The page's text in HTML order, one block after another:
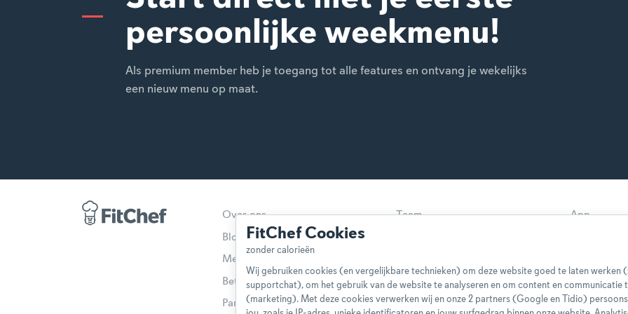
persoonlijke weekmenu!
Als premium member heb je toegang tot alle features en ontvang je wekelijks
een nieuw menu op maat.
Over ons Team
App
Blog
Methodologie
Betaalmethoden
Klachtenprocedure
Bestelling
Partnerprogramma
Boeken FAQ
FitChef Cookies
Wij gebruiken cookies (en vergelijkbare technieken) om deze website goed te laten werken
supportchat), om het gebruik van de website te analyseren en om content en communicatie
(marketing). Met deze cookies verwerken wij en onze 2 partners (Google en Tidio)